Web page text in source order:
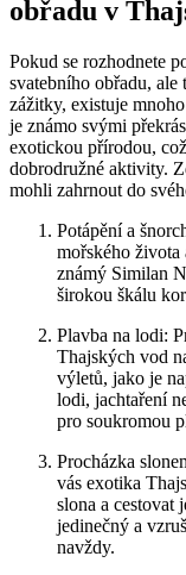
obřadu v
Pokud se rozhodnete
svatebního obřadu, ale
zážitky, existuje
je známo svými
exotickou přírodou,
dobrodružné aktivity.
mohli zahrnout do
Potápění a
mořského života
známý Similan
širokou škálu
Plavba na lodi:
Thajských vod
výletů, jako je
lodi, jachtaření
pro soukromou
Procházka
vás exotika
slona a cestovat
jedinečný a
navždy.